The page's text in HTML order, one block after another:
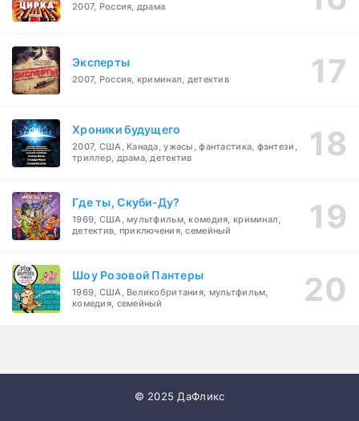
2007, Россия, драма
Эксперты
2007, Россия, криминал, детектив
Хроники будущего
2007, США, Канада, ужасы, фантастика, фэнтези,
триллер, драма, детектив
Где ты, Скуби-Ду?
1969, США, мультфильм, комедия, криминал,
детектив, приключения, семейный
Шоу Розовой Пантеры
1969, США, Великобритания, мультфильм,
комедия, семейный
© 2025 ДаФликс